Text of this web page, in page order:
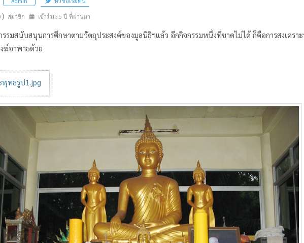
สมาชิก เข้าร่วม: 5 ปี ที่ผ่านมา
รรมสนับสนุนการศึกษาตามวัตถุประสงค์ของมูลนิธิฯแล้ว อีกกิจกรรมหนึ่งที่ขาดไม่ได้ ก็คือการสงเคร
ฆ์อาพาธด้วย
ทธรูป1.jpg